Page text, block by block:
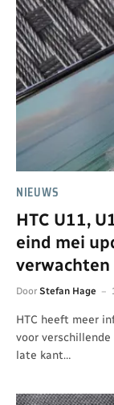
NIEUWS
HTC U11,
eind mei
verwachten
Door Stefan Hage
HTC heeft meer
voor verschillende
late kant…